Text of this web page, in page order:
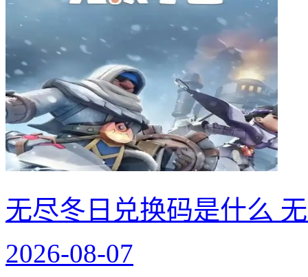
无尽冬日兑换码是什么
2026-08-07